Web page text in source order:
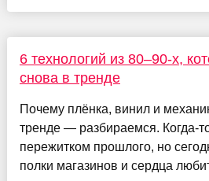
6 технологий из 80–90-х,
снова в тренде
Почему плёнка, винил и
тренде — разбираемся. Когда-
пережитком прошлого, но
полки магазинов и сердца